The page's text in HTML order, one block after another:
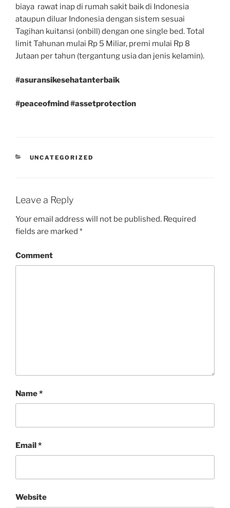
biaya rawat inap di rumah sakit baik di Indonesia
ataupun diluar Indonesia dengan sistem sesuai
Tagihan kuitansi (onbill) dengan one single bed. Total
limit Tahunan mulai Rp 5 Miliar, premi mulai Rp 8
Jutaan per tahun (tergantung usia dan jenis kelamin).
#asuransikesehatanterbaik
#peaceofmind#assetprotection
CATEGORIES
UNCATEGORIZED
Leave a Reply
Your email address will not be published. Required
fields are marked *
Comment
Name*
Email*
Website